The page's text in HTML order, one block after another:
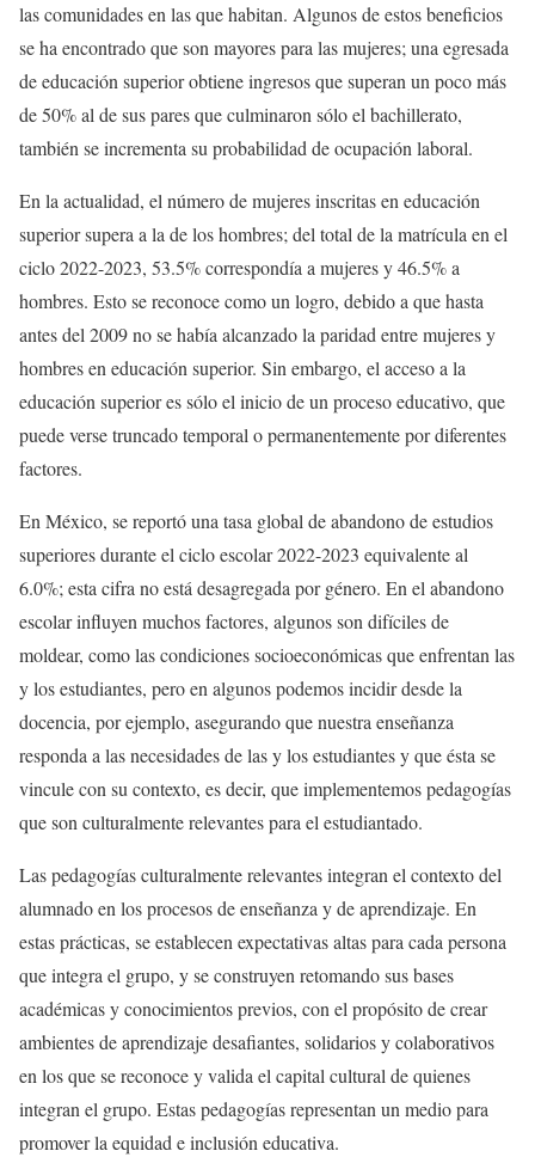
las comunidades en las que habitan. Algunos de estos beneficios
se ha encontrado que son mayores para las mujeres; una egresada
de educación superior obtiene ingresos que superan un poco más
de 50% al de sus pares que culminaron sólo el bachillerato,
también se incrementa su probabilidad de ocupación laboral.
En la actualidad, el número de mujeres inscritas en educación
superior supera a la de los hombres; del total de la matrícula en el
ciclo 2022-2023, 53.5% correspondía a mujeres y 46.5% a
hombres. Esto se reconoce como un logro, debido a que hasta
antes del 2009 no se había alcanzado la paridad entre mujeres y
hombres en educación superior. Sin embargo, el acceso a la
educación superior es sólo el inicio de un proceso educativo, que
puede verse truncado temporal o permanentemente por diferentes
factores.
En México, se reportó una tasa global de abandono de estudios
superiores durante el ciclo escolar 2022-2023 equivalente al
6.0%; esta cifra no está desagregada por género. En el abandono
escolar influyen muchos factores, algunos son difíciles de
moldear, como las condiciones socioeconómicas que enfrentan las
y los estudiantes, pero en algunos podemos incidir desde la
docencia, por ejemplo, asegurando que nuestra enseñanza
responda a las necesidades de las y los estudiantes y que ésta se
vincule con su contexto, es decir, que implementemos pedagogías
que son culturalmente relevantes para el estudiantado.
Las pedagogías culturalmente relevantes integran el contexto del
alumnado en los procesos de enseñanza y de aprendizaje. En
estas prácticas, se establecen expectativas altas para cada persona
que integra el grupo, y se construyen retomando sus bases
académicas y conocimientos previos, con el propósito de crear
ambientes de aprendizaje desafiantes, solidarios y colaborativos
en los que se reconoce y valida el capital cultural de quienes
integran el grupo. Estas pedagogías representan un medio para
promover la equidad e inclusión educativa.